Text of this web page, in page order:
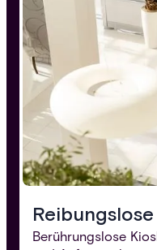
Berührungslose